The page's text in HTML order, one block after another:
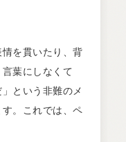
を貫いたり、背
葉にしなくて
という非難のメ
。これでは、ペ